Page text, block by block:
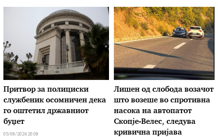
Притвор за полициски
службеник осомничен дека
го оштетил државниот
буџет
05/08/2026 20:08
Лишен од слобода возачот
што возеше во спротивна
насока на автопатот
Скопје-Велес, следува
кривична пријава